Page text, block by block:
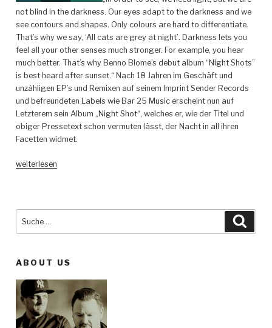
not blind in the darkness. Our eyes adapt to the darkness and we
see contours and shapes. Only colours are hard to differentiate.
That’s why we say, ‘All cats are grey at night’. Darkness lets you
feel all your other senses much stronger. For example, you hear
much better. That’s why Benno Blome’s debut album “Night Shots”
is best heard after sunset.“ Nach 18 Jahren im Geschäft und
unzähligen EP’s und Remixen auf seinem Imprint Sender Records
und befreundeten Labels wie Bar 25 Music erscheint nun auf
Letzterem sein Album „Night Shot“, welches er, wie der Titel und
obiger Pressetext schon vermuten lässt, der Nacht in all ihren
Facetten widmet.
„Benno
Music“
weiterlesen
ABOUT US